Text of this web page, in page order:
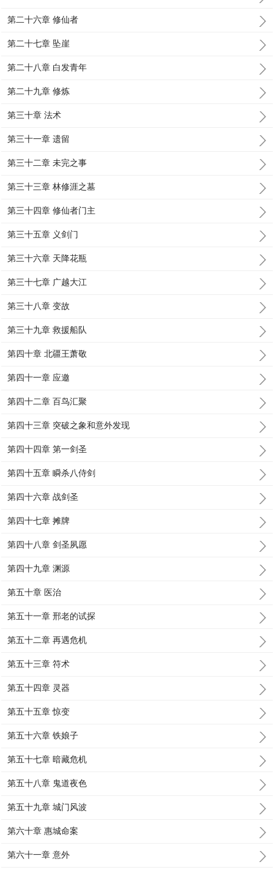
第二十六章 修仙者
第二十七章 坠崖
第二十八章 白发青年
第二十九章 修炼
第三十章 法术
第三十一章 遗留
第三十二章 未完之事
第三十三章 林修涯之墓
第三十四章 修仙者门主
第三十五章 义剑门
第三十六章 天降花瓶
第三十七章 广越大江
第三十八章 变故
第三十九章 救援船队
第四十章 北疆王萧敬
第四十一章 应邀
第四十二章 百鸟汇聚
第四十三章 突破之象和意外发现
第四十四章 第一剑圣
第四十五章 瞬杀八侍剑
第四十六章 战剑圣
第四十七章 摊牌
第四十八章 剑圣夙愿
第四十九章 渊源
第五十章 医治
第五十一章 邢老的试探
第五十二章 再遇危机
第五十三章 符术
第五十四章 灵器
第五十五章 惊变
第五十六章 铁娘子
第五十七章 暗藏危机
第五十八章 鬼道夜色
第五十九章 城门风波
第六十章 惠城命案
第六十一章 意外